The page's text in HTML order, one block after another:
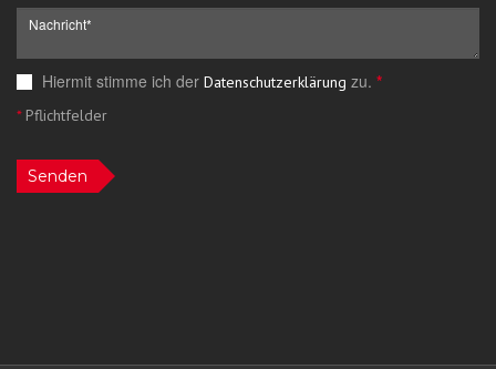
Hiermit stimme ich der Datenschutzerklärung zu. *
*Pflichtfelder
Senden